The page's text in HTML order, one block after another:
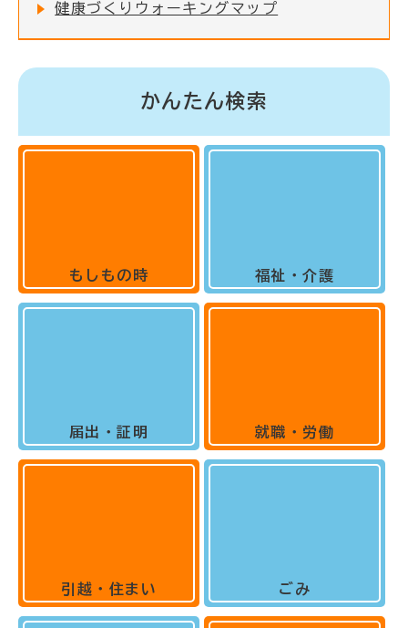
健康づくりウォーキングマップ
かんたん検索
もしもの時
届出・証明
引越・住まい
福祉・介護
就職・労働
ごみ